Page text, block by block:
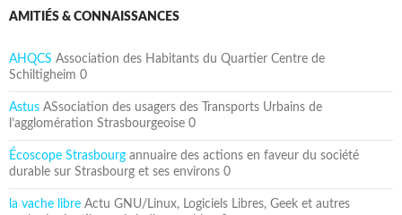
AMITIÉS & CONNAISSANCES
AHQCS Association des Habitants du Quartier Centre de
Schiltigheim 0
Astus ASsociation des usagers des Transports Urbains de
l’agglomération Strasbourgeoise 0
Écoscope Strasbourg annuaire des actions en faveur du société
durable sur Strasbourg et ses environs 0
la vache libre Actu GNU/Linux, Logiciels Libres, Geek et autres